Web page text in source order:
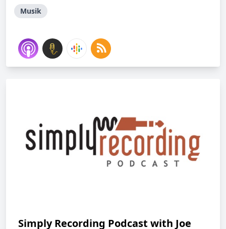
Musik
Simply Recording Podcast with Joe